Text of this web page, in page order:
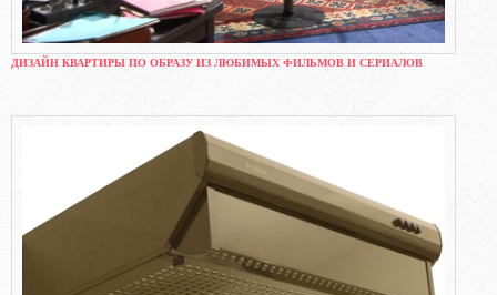
ДИЗАЙН КВАРТИРЫ ПО ОБРАЗУ ИЗ ЛЮБИМЫХ ФИЛЬМОВ И СЕРИАЛОВ